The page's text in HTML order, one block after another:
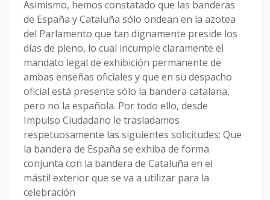
Asimismo, hemos constatado que las banderas
de España y Cataluña sólo ondean en la azotea
del Parlamento que tan dignamente preside los
días de pleno, lo cual incumple claramente el
mandato legal de exhibición permanente de
ambas enseñas oficiales y que en su despacho
oficial está presente sólo la bandera catalana,
pero no la española. Por todo ello, desde
Impulso Ciudadano le trasladamos
respetuosamente las siguientes solicitudes: Que
la bandera de España se exhiba de forma
conjunta con la bandera de Cataluña en el
mástil exterior que se va a utilizar para la
celebración